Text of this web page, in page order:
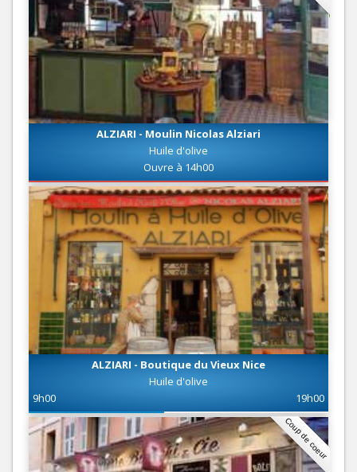
ALZIARI - Moulin Nicolas Alziari
Huile d'olive
Ouvre à 14h00
ALZIARI - Boutique du Vieux Nice
Huile d'olive
9h00
19h00
Coup de coeur